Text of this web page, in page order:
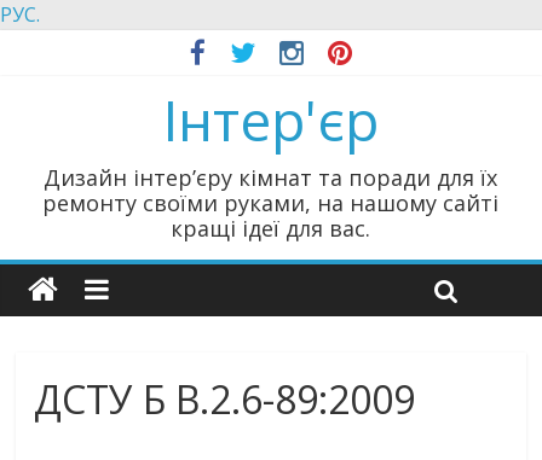
РУС.
Інтер'єр
Дизайн інтер’єру кімнат та поради для їх
ремонту своїми руками, на нашому сайті
кращі ідеї для вас.
ДСТУ Б В.2.6-89:2009